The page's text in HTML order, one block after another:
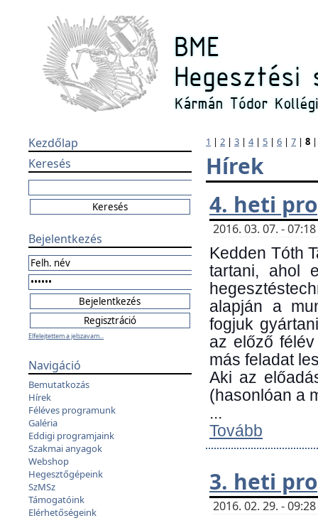
Kezdőlap
Keresés
Bejelentkezés
Elfelejtettem a jelszavam...
Navigáció
Bemutatkozás
Hírek
Féléves programunk
Galéria
Eddigi programjaink
Szakmai anyagok
Webshop
Hegesztőgépeink
SzMSz
Támogatóink
Elérhetőségeink
1 | 2 | 3 | 4| 5 | 6 | 7 | 8
Hírek
4. heti
2016. 03. 07. -
Kedden Tóth
tartani, ahol
alapján a
fogjuk
az előző
más feladat
Aki az
(hasonlóan a
...
Tovább
3. heti
2016. 02. 29. -